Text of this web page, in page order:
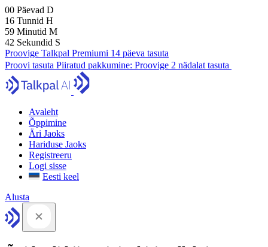
00 Päevad D
16 Tunnid H
59 Minutid M
41 Sekundid S
Proovige Talkpal Premiumi 14 päeva tasuta
Proovi tasuta Piiratud pakkumine: Proovige 2 nädalat tasuta
Avaleht
Õppimine
Äri Jaoks
Hariduse Jaoks
Registreeru
Logi sisse
Eesti keel
Alusta